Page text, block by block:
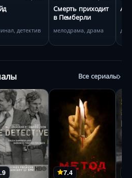
детектив
Смерть приходит
в Пемберли
мелодрама, драма
Все сериалы
7.4